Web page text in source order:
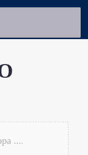
....